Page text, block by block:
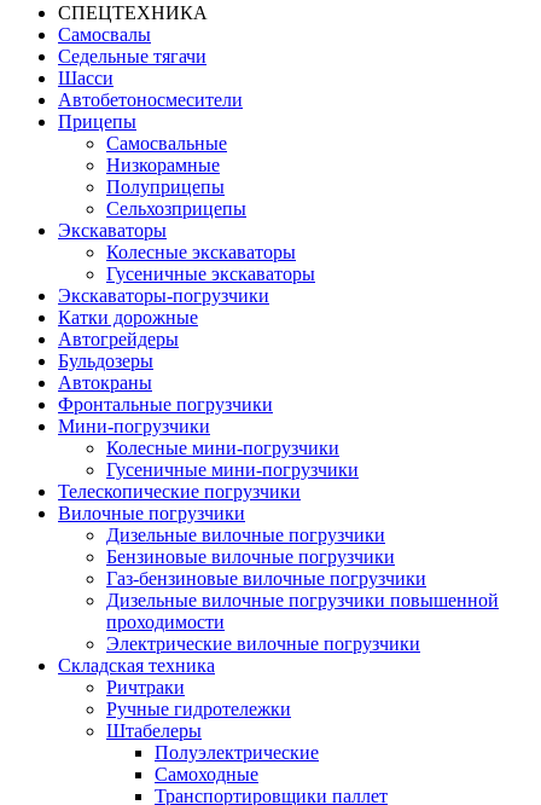
СПЕЦТЕХНИКА
Самосвалы
Седельные тягачи
Шасси
Автобетоно­смесители
Прицепы
Самосвальные
Низкорамные
Полуприцепы
Сельхозприцепы
Экскаваторы
Колесные экскаваторы
Гусеничные экскаваторы
Экскаваторы-погрузчики
Катки дорожные
Автогрейдеры
Бульдозеры
Автокраны
Фронтальные погрузчики
Мини-погрузчики
Колесные мини-погрузчики
Гусеничные мини-погрузчики
Телескопические погрузчики
Вилочные погрузчики
Дизельные вилочные погрузчики
Бензиновые вилочные погрузчики
Газ-бензиновые вилочные погрузчики
Дизельные вилочные погрузчики повышенной
проходимости
Электрические вилочные погрузчики
Складская техника
Ричтраки
Ручные гидротележки
Штабелеры
Полуэлектрические
Самоходные
Транспортировщики паллет